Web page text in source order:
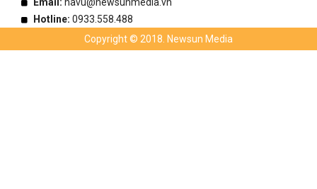
Hotline: 0933.558.488
Copyright © 2018. Newsun Media